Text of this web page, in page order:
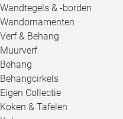
Wandtegels & -borden
Wandornamenten
Verf & Behang
Muurverf
Behang
Behangcirkels
Eigen Collectie
Koken & Tafelen